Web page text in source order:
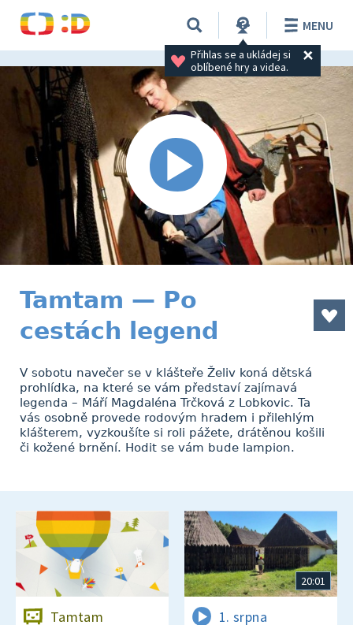
Přihlas se a ukládej si
oblíbené hry a videa.
MENU
Tamtam — Po
cestách legend
V sobotu navečer se v klášteře Želiv koná dětská
prohlídka, na které se vám představí zajímavá
legenda – Máří Magdaléna Trčková z Lobkovic. Ta
vás osobně provede rodovým hradem i přilehlým
klášterem, vyzkoušíte si roli pážete, drátěnou košili
či kožené brnění. Hodit se vám bude lampion.
Tamtam
20:01
1. srpna